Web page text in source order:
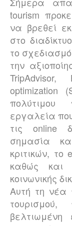
tourism
να βρεθεί
στο
το
την
TripAdvisor,
optimization
εργαλεία
τις online
σημασία
κριτικών, το
καθώς και
κοινωνικής
Αυτή τη νέα
βελτιωμένη